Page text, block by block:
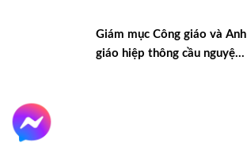
Giám mục Công giáo và Anh
giáo hiệp thông cầu nguyện